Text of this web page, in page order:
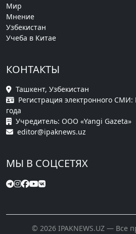
Мир
Мнение
Узбекистан
Учеба в Китае
КОНТАКТЫ
Ташкент, Узбекистан
Регистрация электронного
года
Учредитель: ООО «Yangi Gazeta»
editor@ipaknews.uz
МЫ В СОЦСЕТЯХ
© 2026 IPAKNEWS.UZ — Все